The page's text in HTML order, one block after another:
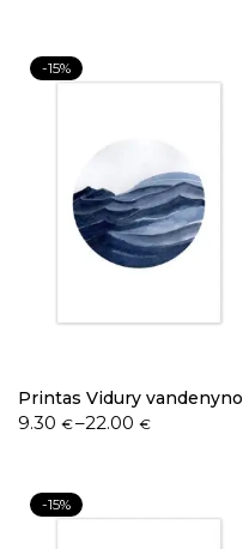
-15%
Printas Vidury vandenyno
9.30 €–22.00€
-15%